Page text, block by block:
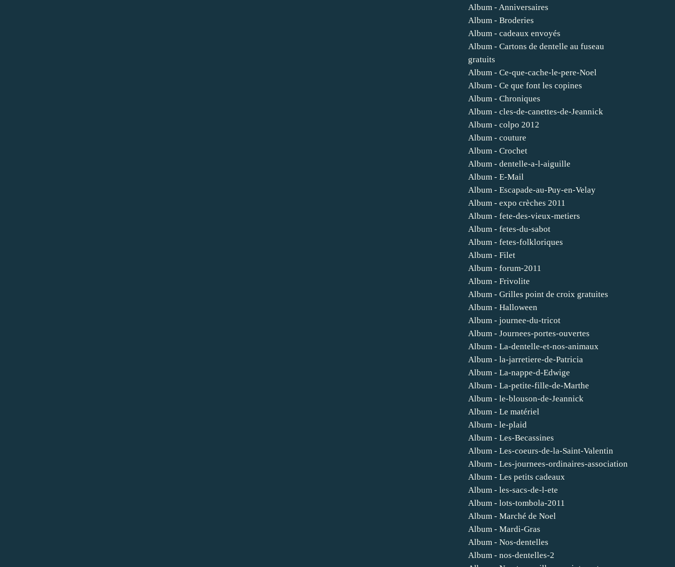
Album - Anniversaires
Album - Broderies
Album - cadeaux envoyés
Album - Cartons de dentelle au fuseau
gratuits
Album - Ce-que-cache-le-pere-Noel
Album - Ce que font les copines
Album - Chroniques
Album - cles-de-canettes-de-Jeannick
Album - colpo 2012
Album - couture
Album - Crochet
Album - dentelle-a-l-aiguille
Album - E-Mail
Album - Escapade-au-Puy-en-Velay
Album - expo crèches 2011
Album - fete-des-vieux-metiers
Album - fetes-du-sabot
Album - fetes-folkloriques
Album - Filet
Album - forum-2011
Album - Frivolite
Album - Grilles point de croix gratuites
Album - Halloween
Album - journee-du-tricot
Album - Journees-portes-ouvertes
Album - La-dentelle-et-nos-animaux
Album - la-jarretiere-de-Patricia
Album - La-nappe-d-Edwige
Album - La-petite-fille-de-Marthe
Album - le-blouson-de-Jeannick
Album - Le matériel
Album - le-plaid
Album - Les-Becassines
Album - Les-coeurs-de-la-Saint-Valentin
Album - Les-journees-ordinaires-association
Album - Les petits cadeaux
Album - les-sacs-de-l-ete
Album - lots-tombola-2011
Album - Marché de Noel
Album - Mardi-Gras
Album - Nos-dentelles
Album - nos-dentelles-2